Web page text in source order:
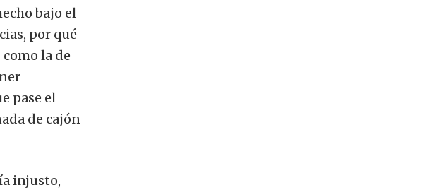
bajo el
por qué
como la de
pase el
de cajón
injusto,